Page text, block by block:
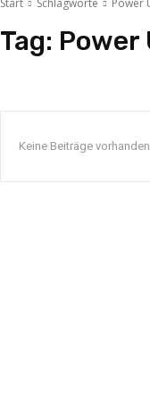
Start Schlagworte Power
Tag: Power
Keine Beiträge vorhanden